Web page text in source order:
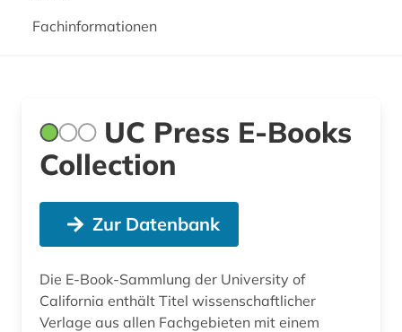
Fachinformationen
UC Press E-Books
Collection
Zur Datenbank
Die E-Book-Sammlung der University of
California enthält Titel wissenschaftlicher
Verlage aus allen Fachgebieten mit einem